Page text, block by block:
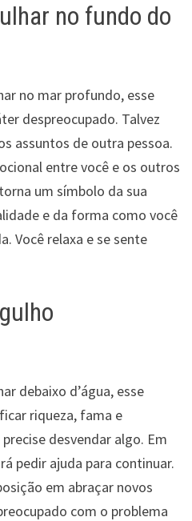
no fundo do
no mar profundo, esse
despreocupado. Talvez
assuntos de outra pessoa.
entre você e os outros
um símbolo da sua
e da forma como você
Você relaxa e se sente
debaixo d’água, esse
riqueza, fama e
desvendar algo. Em
pedir ajuda para continuar.
em abraçar novos
com o problema